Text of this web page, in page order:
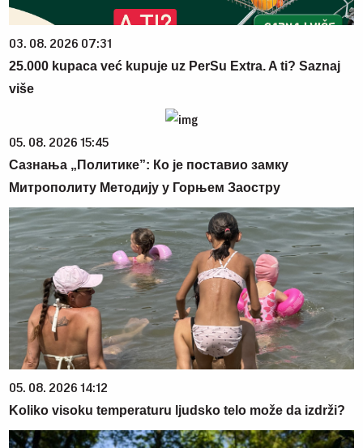
03. 08. 2026 07:31
25.000 kupaca već kupuje uz PerSu Extra. A ti? Saznaj
više
05. 08. 2026 15:45
Сазнања „Политике”: Ко је поставио замку
Митрополиту Методију у Горњем Заостру
05. 08. 2026 14:12
Koliko visoku temperaturu ljudsko telo može da izdrži?